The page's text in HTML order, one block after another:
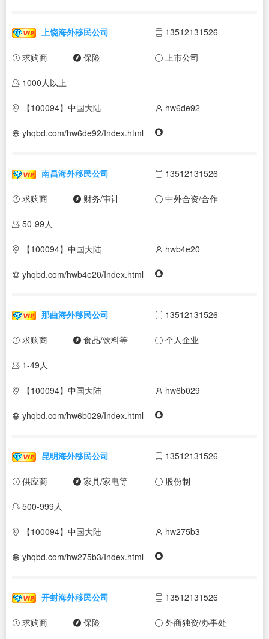
上饶海外移民公司 13512131526
求购商 保险 上市公司
1000人以上
【100094】中国大陆 hw6de92
yhqbd.com/hw6de92/Index.html
南昌海外移民公司 13512131526
求购商 财务/审计 中外合资/合作
50-99人
【100094】中国大陆 hwb4e20
yhqbd.com/hwb4e20/Index.html
那曲海外移民公司 13512131526
求购商 食品/饮料等 个人企业
1-49人
【100094】中国大陆 hw6b029
yhqbd.com/hw6b029/Index.html
昆明海外移民公司 13512131526
供应商 家具/家电等 股份制
500-999人
【100094】中国大陆 hw275b3
yhqbd.com/hw275b3/Index.html
开封海外移民公司 13512131526
求购商 保险 外商独资/办事处